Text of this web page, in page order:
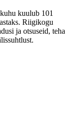
kuulub 101
Riigikogu
ja otsuseid, teha